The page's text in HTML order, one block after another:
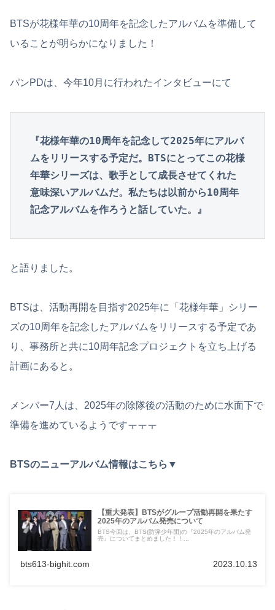
BTSが花様年華の10周年を記念したアルバムを準備して
いることが明らかになりました！
パンPDは、今年10月に行われたインタビューにて
『花様年華の10周年を記念して2025年にアルバ
ムをリリースする予定だ。BTSにとってこの花様
年華シリーズは、歌手として成長させてくれた
意味深いアルバムだ。私たちは以前から10周年
記念アルバムを作ろうと話していた。』
と語りました。
BTSは、活動再開を目指す2025年に「花様年華」シリー
ズの10周年を記念したアルバムをリリースする予定であ
り、事務所と共に10周年記念プロジェクトを立ち上げる
計画にあると。
メンバー7人は、2025年の除隊後の活動のために水面下で
準備を進めているようですㅜㅜㅜ
BTSのニューアルバム情報はこちら▼
【重大発表】BTSがグループ活動再開を果たす
2025年のアルバム発売について
BTS今回は、BTS(防弾少年団)の『2025年のアルバム発
売』についてまとめました！！...
bts613-bighit.com 2023.10.13